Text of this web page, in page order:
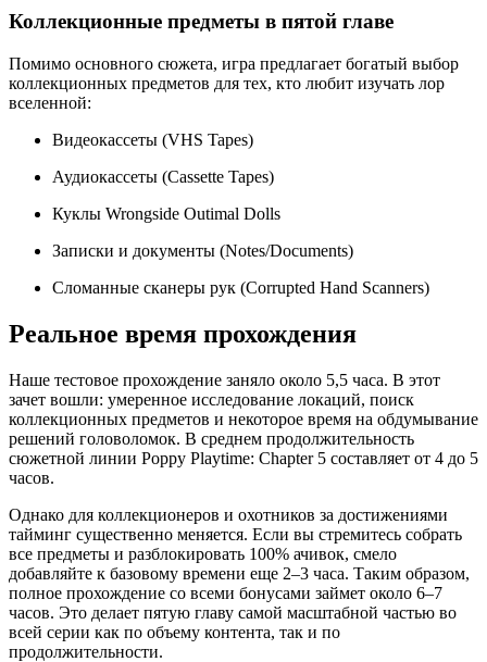
Коллекционные предметы в пятой главе
Помимо основного сюжета, игра предлагает богатый выбор
коллекционных предметов для тех, кто любит изучать лор
вселенной:
Видеокассеты (VHS Tapes)
Аудиокассеты (Cassette Tapes)
Куклы Wrongside Outimal Dolls
Записки и документы (Notes/Documents)
Сломанные сканеры рук (Corrupted Hand Scanners)
Реальное время прохождения
Наше тестовое прохождение заняло около 5,5 часа. В этот
зачет вошли: умеренное исследование локаций, поиск
коллекционных предметов и некоторое время на обдумывание
решений головоломок. В среднем продолжительность
сюжетной линии Poppy Playtime: Chapter 5 составляет от 4 до 5
часов.
Однако для коллекционеров и охотников за достижениями
тайминг существенно меняется. Если вы стремитесь собрать
все предметы и разблокировать 100% ачивок, смело
добавляйте к базовому времени еще 2–3 часа. Таким образом,
полное прохождение со всеми бонусами займет около 6–7
часов. Это делает пятую главу самой масштабной частью во
всей серии как по объему контента, так и по
продолжительности.